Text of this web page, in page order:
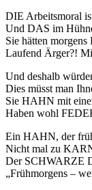
DIE Arbeitsmoral
Und DAS im
Sie hätten
Laufend Ärger?!
Und deshalb
Dies müsst man
Sie HAHN mit
Haben wohl
Ein HAHN, der
Nicht mal zu
Der SCHWARZE
„Frühmorgens –